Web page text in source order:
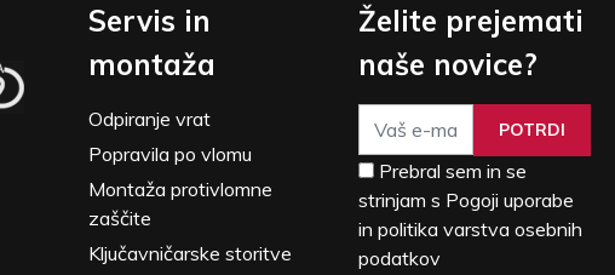
Servis in
montaža
Odpiranje vrat
Popravila po vlomu
Montaža protivlomne
zaščite
Ključavničarske storitve
Želite prejemati
naše novice?
POTRDI
Prebral sem in se
strinjam s Pogoji uporabe
in politika varstva osebnih
podatkov